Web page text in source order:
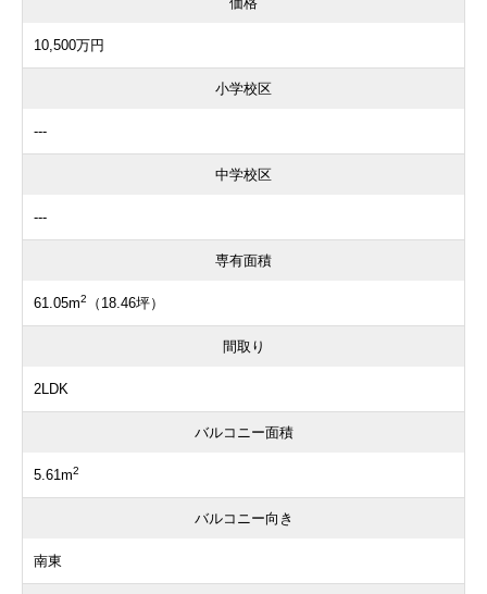
10,500万円
小学校区
---
中学校区
---
専有面積
61.05m2 （18.46坪）
間取り
2LDK
バルコニー面積
5.61m2
バルコニー向き
南東